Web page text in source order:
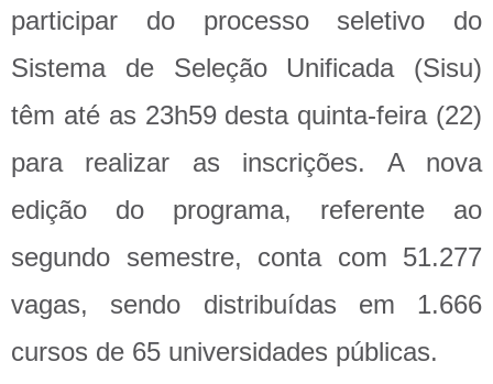
participar do processo seletivo do
Sistema de Seleção Unificada (Sisu)
têm até as 23h59 desta quinta-feira (22)
para realizar as inscrições. A nova
edição do programa, referente ao
segundo semestre, conta com 51.277
vagas, sendo distribuídas em 1.666
cursos de 65 universidades públicas.